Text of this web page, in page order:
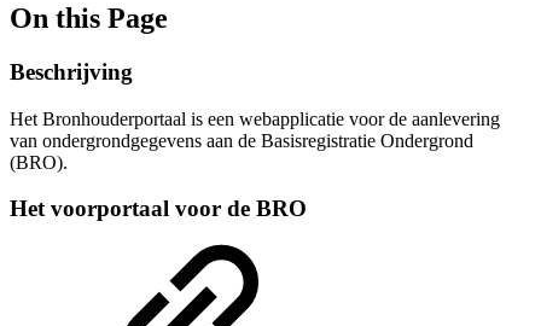
On this Page
Beschrijving
Het Bronhouderportaal is een webapplicatie voor de aanlevering
van ondergrondgegevens aan de Basisregistratie Ondergrond
(BRO).
Het voorportaal voor de BRO